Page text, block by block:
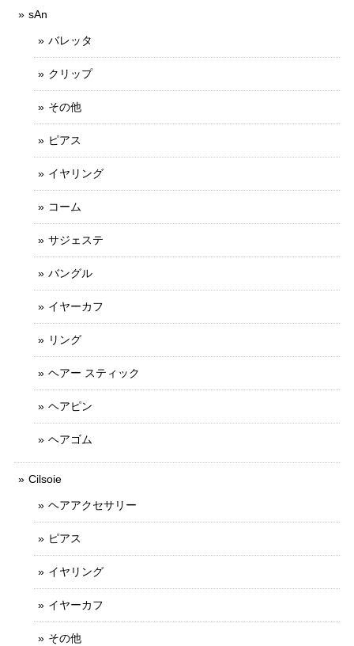
sAn
バレッタ
クリップ
その他
ピアス
イヤリング
コーム
サジェステ
バングル
イヤーカフ
リング
ヘアー スティック
ヘアピン
ヘアゴム
Cilsoie
ヘアアクセサリー
ピアス
イヤリング
イヤーカフ
その他